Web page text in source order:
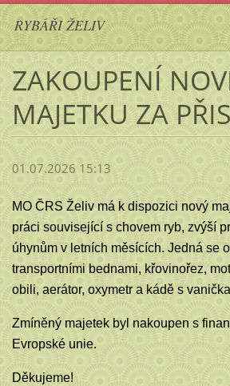
RYBÁŘI ŽELIV
ZAKOUPENÍ
MAJETKU ZA
01.07.2026 15:13
MO ČRS Želiv má k dispozici nový
práci související s chovem ryb, zvýší
úhynům v letních měsících. Jedná se
transportními bednami, křovinořez,
obili, aerátor, oxymetr a kádě s
Zmíněný majetek byl nakoupen s
Evropské unie.
Děkujeme!